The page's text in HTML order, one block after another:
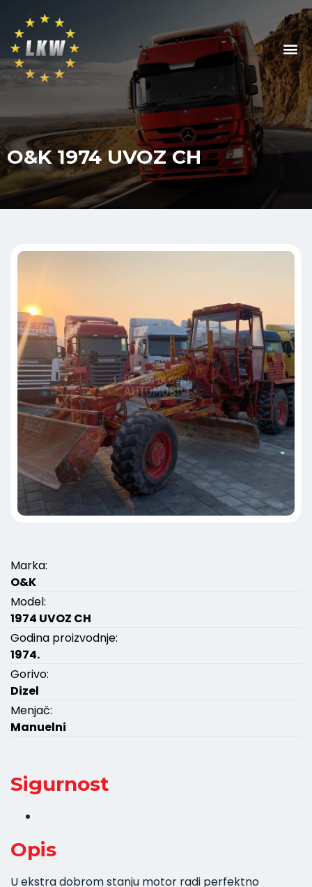
O&K 1974 UVOZ CH
Marka:
O&K
Model:
1974 UVOZ CH
Godina proizvodnje:
1974.
Gorivo:
Dizel
Menjač:
Manuelni
Sigurnost
Opis
U ekstra dobrom stanju motor radi perfektno